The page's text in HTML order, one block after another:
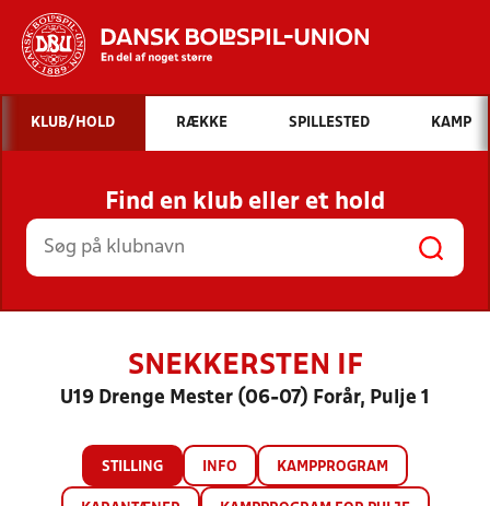
Hvad vil du søge efter?
INDHOLD OG NYHEDER
STILLINGER, RESULTATER, KLUBBER OG
HOLD
KLUB/HOLD RÆKKE SPILLESTED KAMP
Find en klub eller et hold
SNEKKERSTEN IF
U19 Drenge Mester (06-07) Forår, Pulje 1
STILLING INFO KAMPPROGRAM